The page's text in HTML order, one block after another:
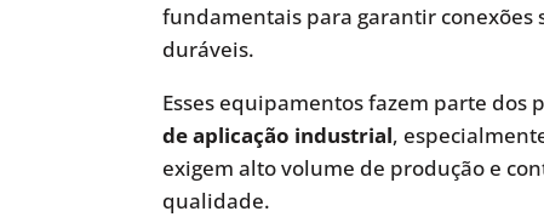
fundamentais para garantir conexões
duráveis.
Esses equipamentos fazem parte dos
de aplicação industrial,
exigem alto volume de produção e
qualidade.